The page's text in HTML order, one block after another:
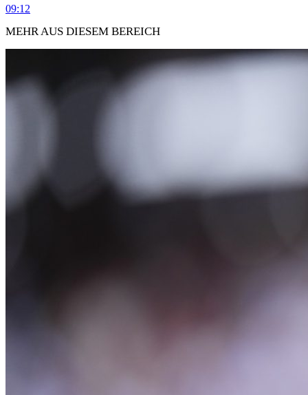
09:12
MEHR AUS DIESEM BEREICH